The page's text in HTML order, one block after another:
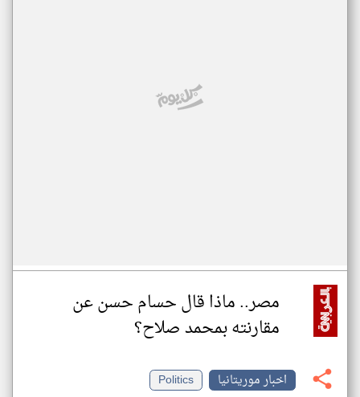
مصر.. ماذا قال حسام حسن عن
مقارنته بمحمد صلاح؟
اخبار موريتانيا
Politics